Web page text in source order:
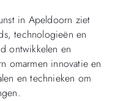
in Apeldoorn ziet
technologieën en
ontwikkelen en
omarmen innovatie en
en technieken om